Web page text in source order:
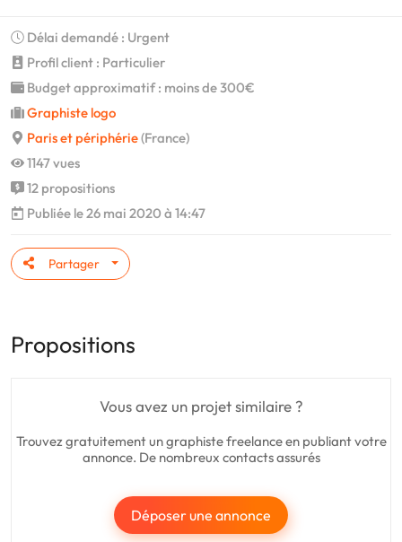
Délai demandé : Urgent
Profil client : Particulier
Budget approximatif : moins de 300€
Graphiste logo
Paris et périphérie(France)
1147 vues
12 propositions
Publiée le 26 mai 2020 à 14:47
Partager
Propositions
Vous avez un projet similaire ?
Trouvez gratuitement un graphiste freelance en publiant votre
annonce. De nombreux contacts assurés
Déposer une annonce